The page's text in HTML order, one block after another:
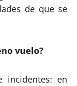
de que se
vuelo?
incidentes: en